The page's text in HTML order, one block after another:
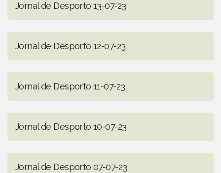
Jornal de Desporto 13-07-23
Jornal de Desporto 12-07-23
Jornal de Desporto 11-07-23
Jornal de Desporto 10-07-23
Jornal de Desporto 07-07-23